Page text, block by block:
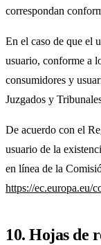
correspondan
En el caso de que el
usuario, conforme a
consumidores y
Juzgados y
De acuerdo con el
usuario de la
en línea de la
https://ec.europa.eu/
10. Hojas de